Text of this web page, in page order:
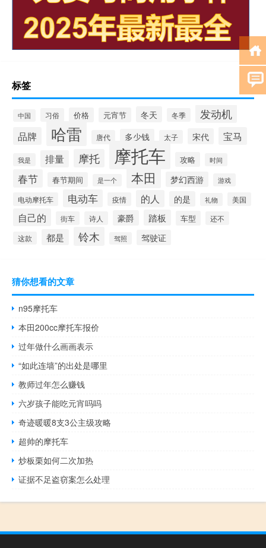
标签
中国 习俗 价格 元宵节 冬天 冬季 发动机
品牌 哈雷 唐代 多少钱 太子 宋代 宝马
我是 排量 摩托 摩托车 攻略 时间
春节 春节期间 是一个 本田 梦幻西游 游戏
电动摩托车 电动车 疫情 的人 的是 礼物 美国
自己的 街车 诗人 豪爵 踏板 车型 还不
这款 都是 铃木 驾照 驾驶证
猜你想看的文章
n95摩托车
本田200cc摩托车报价
过年做什么画画表示
“如此连墙”的出处是哪里
教师过年怎么赚钱
六岁孩子能吃元宵吗吗
奇迹暖暖8支3公主级攻略
超帅的摩托车
炒板栗如何二次加热
证据不足盗窃案怎么处理